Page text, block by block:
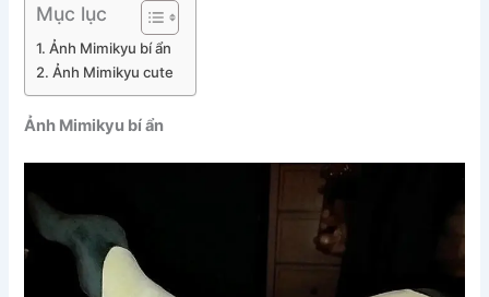
Mục lục
Ảnh Mimikyu bí ẩn
Ảnh Mimikyu cute
Ảnh Mimikyu bí ẩn